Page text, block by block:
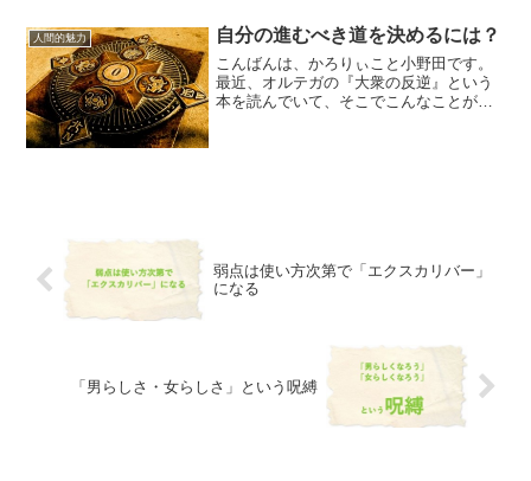
人間的魅力 自分の進むべき道を決めるには？
こんばんは、かろりぃこと小野田です。
最近、オルテガの『大衆の反逆』という
本を読んでいて、そこでこんなことが書
弱点は使い方次第で「エクスカリバー」
になる
「男らしさ・女らしさ」という呪縛